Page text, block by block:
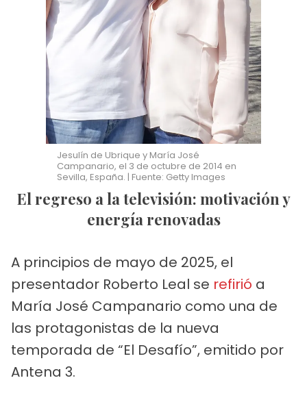
Jesulín de Ubrique y María José
Campanario, el 3 de octubre de 2014 en
Sevilla, España. | Fuente: Getty Images
El regreso a la televisión: motivación y
energía renovadas
A principios de mayo de 2025, el
presentador Roberto Leal se refirió a
María José Campanario como una de
las protagonistas de la nueva
temporada de “El Desafío”, emitido por
Antena 3.